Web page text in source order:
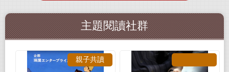
主題閱讀社群
親子共讀